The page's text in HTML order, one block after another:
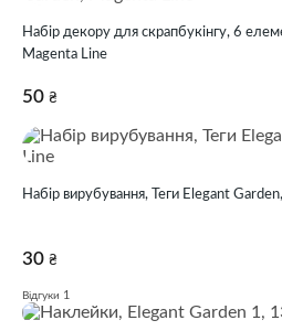
Набір декору для скрапбукінгу, 6
Magenta Line
50 ₴
Набір вирубування, Теги Elegant
30 ₴
Відгуки 1